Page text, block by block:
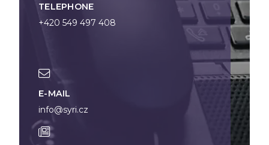
TELEPHONE
+420 549 497 408
E-MAIL
info@syri.cz